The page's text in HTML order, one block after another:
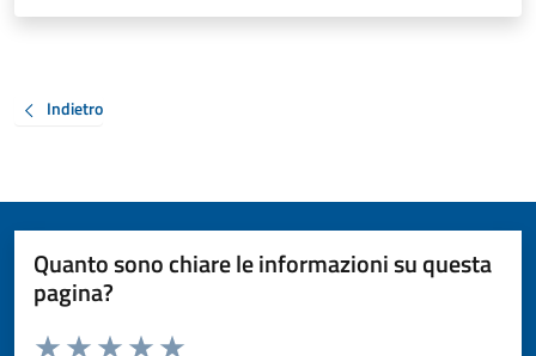
Indietro
Quanto sono chiare le informazioni su questa
pagina?
Valuta da 1 a 5 stelle la pagina